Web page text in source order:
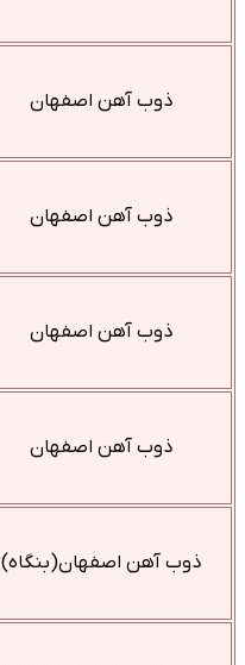
ذوب آهن اصفهان
ذوب آهن اصفهان
ذوب آهن اصفهان
ذوب آهن اصفهان
ذوب آهن اصفهان(بنگاه)